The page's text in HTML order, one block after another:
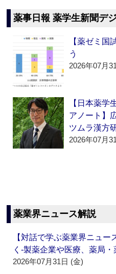
薬事日報 薬学生新聞デ
【薬ゼミ国
う
2026年07月
【日本薬学
アノート】
ツムラ漢方
2026年07月
薬業界ニュース解説
【対話で学ぶ薬業界ニュ
く‐製薬企業や医療、薬局
2026年07月31日 (金)